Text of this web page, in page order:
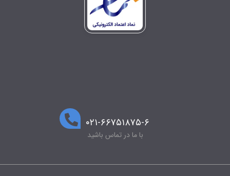
۰۲۱-۶۶۷۵۱۸۷۵-۶
با ما در تماس باشید